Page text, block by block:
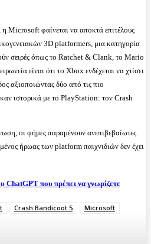
Microsoft φαίνεται να αποκτά επιτέλους
3D platformers, μια κατηγορία
σειρές όπως το Ratchet & Clank, το Mario
είναι ότι το Xbox ενδέχεται να χτίσει
αξιοποιώντας δύο από τις πιο
ιστορικά με το PlayStation: τον Crash
οι φήμες παραμένουν ανεπιβεβαίωτες.
ήρωας των platform παιχνιδιών δεν έχει
ChatGPT που πρέπει να γνωρίζετε
Crash Bandicoot 5 Microsoft